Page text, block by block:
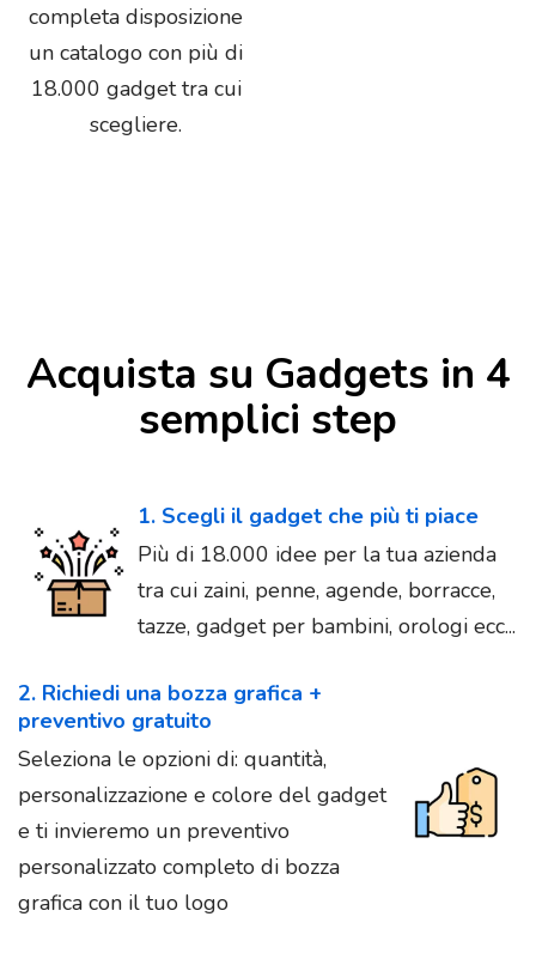
completa disposizione
un catalogo con più di
18.000 gadget tra cui
scegliere.
Acquista su Gadgets in 4
semplici step
1. Scegli il gadget che più ti piace
Più di 18.000 idee per la tua azienda
tra cui zaini, penne, agende, borracce,
tazze, gadget per bambini, orologi ecc...
2. Richiedi una bozza grafica +
preventivo gratuito
Seleziona le opzioni di: quantità,
personalizzazione e colore del gadget
e ti invieremo un preventivo
personalizzato completo di bozza
grafica con il tuo logo